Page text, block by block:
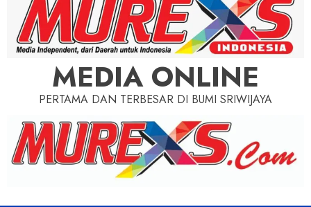
MEDIA ONLINE
PERTAMA DAN TERBESAR DI BUMI SRIWIJAYA